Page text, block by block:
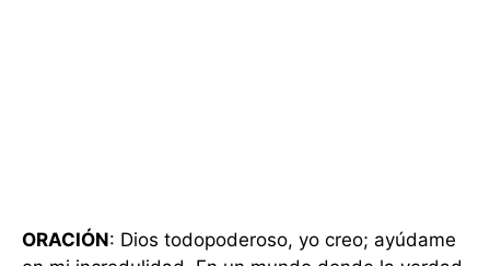
ORACIÓN: Dios todopoderoso, yo creo; ayúdame